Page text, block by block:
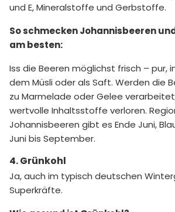
und E, Mineralstoffe und Gerbstoffe.
So schmecken Johannisbeeren
am besten:
Iss die Beeren möglichst frisch – pur,
dem Müsli oder als Saft. Werden die
zu Marmelade oder Gelee
wertvolle Inhaltsstoffe verloren.
Johannisbeeren gibt es Ende Juni,
Juni bis September.
4. Grünkohl
Ja, auch im typisch deutschen
Superkräfte.